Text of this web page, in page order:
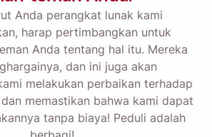
Anda perangkat lunak kami
harap pertimbangkan untuk
Anda tentang hal itu. Mereka
dan ini juga akan
melakukan perbaikan terhadap
memastikan bahwa kami dapat
tanpa biaya! Peduli adalah
atau PC Windows.